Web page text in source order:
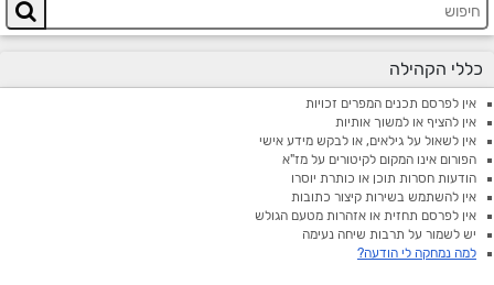
כללי הקהילה
אין לפרסם תכנים המפרים זכויות
אין להציף או למשוך אותיות
אין לשאול על גילאים, או לבקש מידע אישי
הפורום אינו המקום לקיטורים על מז"א
הודעות חסרות תוכן או כותרת יוסרו
אין להשתמש בשירות קיצור כתובות
אין לפרסם תחזית או אזהרות מטעם הגולש
יש לשמור על תרבות שיחה נעימה
למה נמחקה לי הודעה?